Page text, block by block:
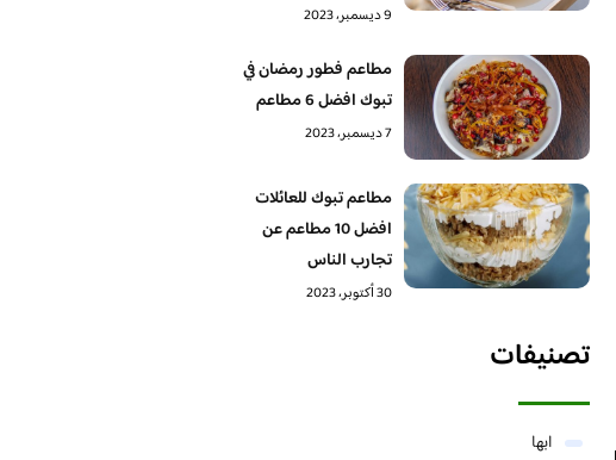
9 ديسمبر، 2023
مطاعم فطور رمضان في
تبوك افضل 6 مطاعم
7 ديسمبر، 2023
مطاعم تبوك للعائلات
افضل 10 مطاعم عن
تجارب الناس
30 أكتوبر، 2023
تصنيفات
ابها